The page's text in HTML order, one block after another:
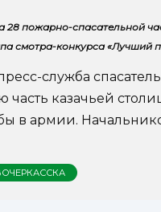
28 пожарно-спасательной
смотра-конкурса «Лучший
служба
казачьей
в армии.